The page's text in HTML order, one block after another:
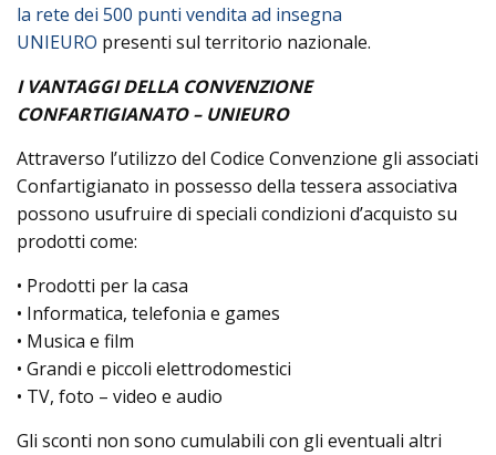
la rete dei 500 punti vendita ad insegna
UNIEURO presenti sul territorio nazionale.
I VANTAGGI DELLA CONVENZIONE
CONFARTIGIANATO – UNIEURO
Attraverso l’utilizzo del Codice Convenzione gli associati
Confartigianato in possesso della tessera associativa
possono usufruire di speciali condizioni d’acquisto su
prodotti come:
• Prodotti per la casa
• Informatica, telefonia e games
• Musica e film
• Grandi e piccoli elettrodomestici
• TV, foto – video e audio
Gli sconti non sono cumulabili con gli eventuali altri